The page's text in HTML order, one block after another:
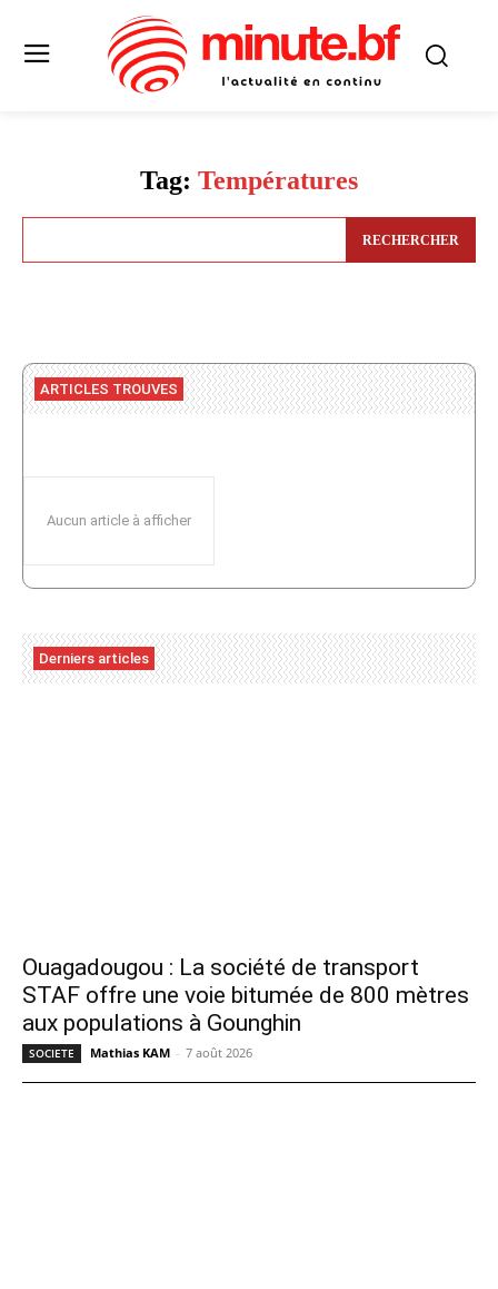
Tag: Températures
RECHERCHER
ARTICLES TROUVES
Aucun article à afficher
Derniers articles
Ouagadougou : La société de transport
STAF offre une voie bitumée de 800 mètres
aux populations à Gounghin
SOCIETE Mathias KAM - 7 août 2026